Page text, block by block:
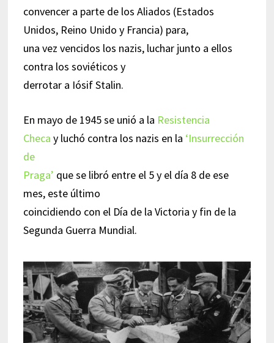
convencer a parte de los Aliados (Estados
Unidos, Reino Unido y Francia) para,
una vez vencidos los nazis, luchar junto a ellos
contra los soviéticos y
derrotar a Iósif Stalin.
En mayo de 1945 se unió a la Resistencia
Checa y luchó contra los nazis en la ‘Insurrección
de
Praga’ que se libró entre el 5 y el día 8 de ese
mes, este último
coincidiendo con el Día de la Victoria y fin de la
Segunda Guerra Mundial.